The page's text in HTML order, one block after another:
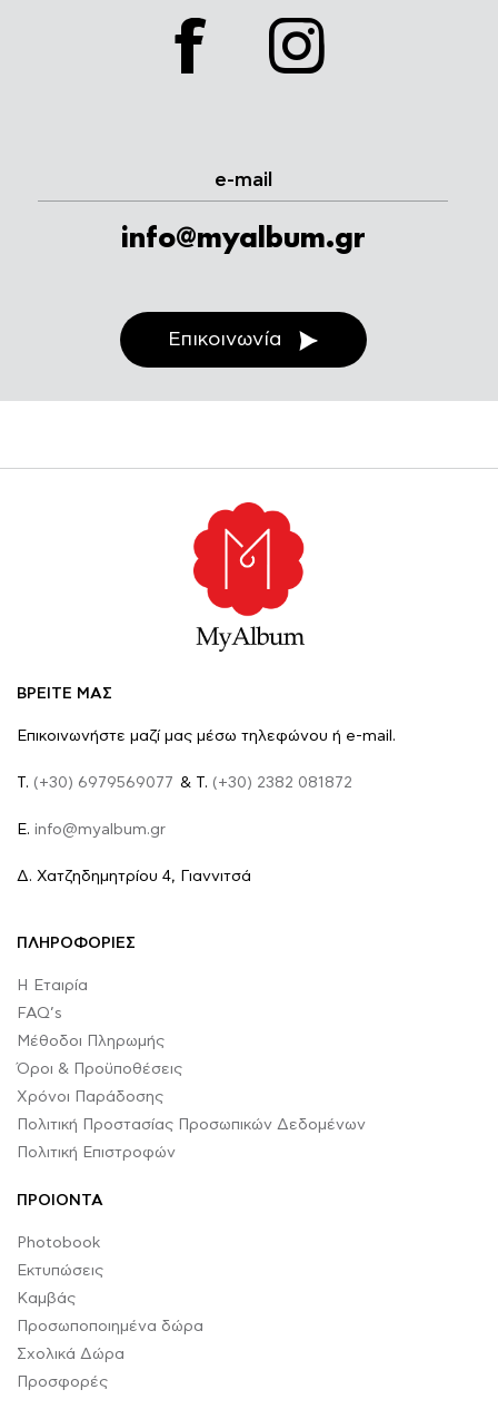
facebook
e-mail
info@myalbum.gr
Επικοινωνία
ΒΡΕΙΤΕ ΜΑΣ
Επικοινωνήστε μαζί μας μέσω τηλεφώνου ή e-mail.
Τ. (+30) 6979569077 & Τ. (+30) 2382 081872
E. info@myalbum.gr
Δ. Χατζηδημητρίου 4, Γιαννιτσά
ΠΛΗΡΟΦΟΡΙΕΣ
Η Εταιρία
FAQ’s
Μέθοδοι Πληρωμής
Όροι & Προϋποθέσεις
Χρόνοι Παράδοσης
Πολιτική Προστασίας Προσωπικών Δεδομένων
Πολιτική Επιστροφών
ΠΡΟΙΟΝΤΑ
Photobook
Εκτυπώσεις
Καμβάς
Προσωποποιημένα δώρα
Σχολικά Δώρα
Προσφορές